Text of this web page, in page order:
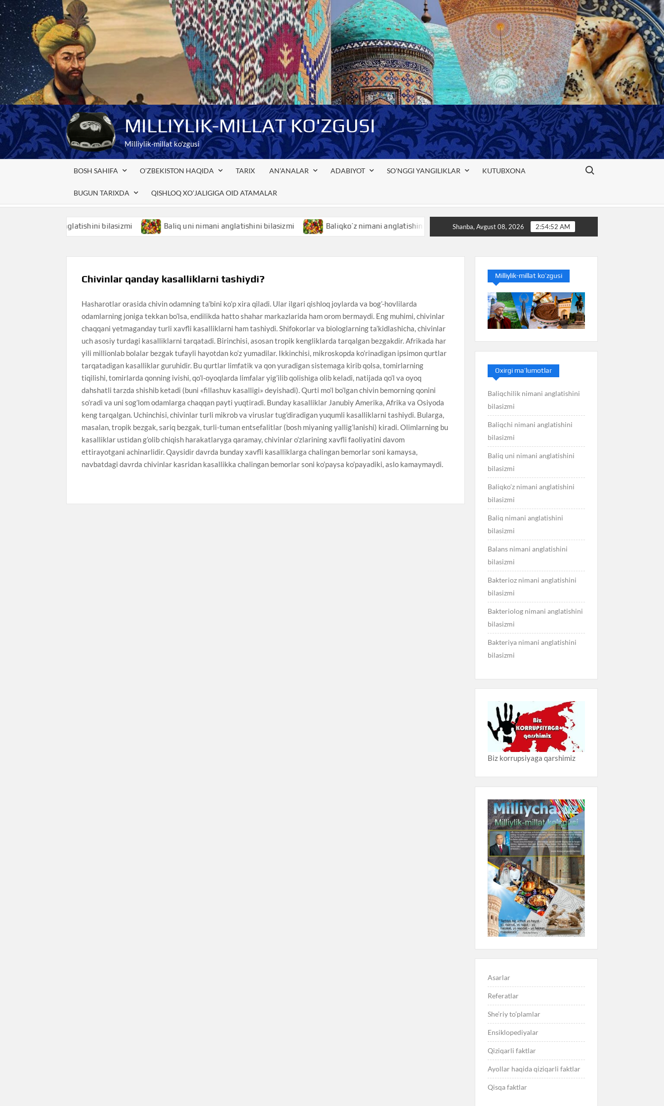
Skip
to
content
MILLIYLIK-MILLAT KO'ZGUSI
Milliylik-millat ko'zgusi
BOSH SAHIFA O’ZBEKISTON HAQIDA TARIX AN’ANALAR ADABIYOT SO’NGGI YANGILIKLAR KUTUBXONA
BUGUN TARIXDA QISHLOQ XO’JALIGIGA OID ATAMALAR
Search for:
nimani anglatishini bilasizmi Baliq uni nimani anglatishini bilasizmi Baliqko’z nimani anglatishini bilasizmi Baliq nimani anglatishini bilasizmi
Shanba, Avgust 08, 2026 2:54:53 AM
Chivinlar qanday kasalliklarni tashiydi?
Hasharotlar orasida chivin odamning ta’bini ko’p xira qiladi. Ular ilgari qishloq joylarda va bog’-hovlilarda
odamlarning joniga tekkan bo’lsa, endilikda hatto shahar markazlarida ham orom bermaydi. Eng muhimi, chivinlar
chaqqani yetmaganday turli xavfli kasalliklarni ham tashiydi. Shifokorlar va biologlarning ta’kidlashicha, chivinlar
uch asosiy turdagi kasalliklarni tarqatadi. Birinchisi, asosan tropik kengliklarda tarqalgan bezgakdir. Afrikada har
yili millionlab bolalar bezgak tufayli hayotdan ko’z yumadilar. Ikkinchisi, mikroskopda ko’rinadigan ipsimon qurtlar
tarqatadigan kasalliklar guruhidir. Bu qurtlar limfatik va qon yuradigan sistemaga kirib qolsa, tomirlarning
tiqilishi, tomirlarda qonning ivishi, qo’l-oyoqlarda limfalar yig’ilib qolishiga olib keladi, natijada qo’l va oyoq
dahshatli tarzda shishib ketadi (buni «fillashuv kasalligi» deyishadi). Qurti mo’l bo’lgan chivin bemorning qonini
so’radi va uni sog’lom odamlarga chaqqan payti yuqtiradi. Bunday kasalliklar Janubiy Amerika, Afrika va Osiyoda
keng tarqalgan. Uchinchisi, chivinlar turli mikrob va viruslar tug’diradigan yuqumli kasalliklarni tashiydi. Bularga,
masalan, tropik bezgak, sariq bezgak, turli-tuman entsefalitlar (bosh miyaning yallig’lanishi) kiradi. Olimlarning bu
kasalliklar ustidan g’olib chiqish harakatlaryga qaramay, chivinlar o’zlarining xavfli faoliyatini davom
ettirayotgani achinarlidir. Qaysidir davrda bunday xavfli kasalliklarga chalingan bemorlar soni kamaysa,
navbatdagi davrda chivinlar kasridan kasallikka chalingan bemorlar soni ko’paysa ko’payadiki, aslo kamaymaydi.
Milliylik-millat ko’zgusi
Oxirgi ma’lumotlar
Baliqchilik nimani anglatishini
bilasizmi
Baliqchi nimani anglatishini
bilasizmi
Baliq uni nimani anglatishini
bilasizmi
Baliqko’z nimani anglatishini
bilasizmi
Baliq nimani anglatishini
bilasizmi
Balans nimani anglatishini
bilasizmi
Bakterioz nimani anglatishini
bilasizmi
Bakteriolog nimani anglatishini
bilasizmi
Bakteriya nimani anglatishini
bilasizmi
Biz korrupsiyaga qarshimiz
Asarlar
Referatlar
She’riy to’plamlar
Ensiklopediyalar
Qiziqarli faktlar
Ayollar haqida qiziqarli faktlar
Qisqa faktlar